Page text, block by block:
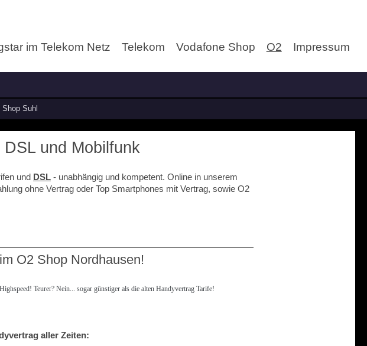
im Telekom Netz Telekom Vodafone Shop O2 Impressum
Shop Suhl
und Mobilfunk
und DSL - unabhängig und kompetent. Online in unserem
ohne Vertrag oder Top Smartphones mit Vertrag, sowie O2
O2 Shop Nordhausen!
Teurer? Nein... sogar günstiger als die alten Handyvertrag Tarife!
aller Zeiten: